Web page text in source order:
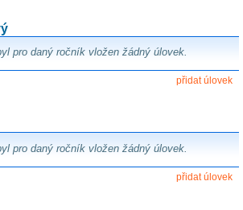
pro daný ročník vložen žádný úlovek.
přidat úlovek
pro daný ročník vložen žádný úlovek.
přidat úlovek